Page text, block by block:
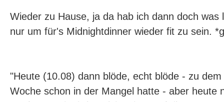
Wieder zu Hause, ja da hab ich dann doch was
nur um für's Midnightdinner wieder fit zu sein.
"Heute (10.08) dann blöde, echt blöde - zu
Woche schon in der Mangel hatte - aber heute